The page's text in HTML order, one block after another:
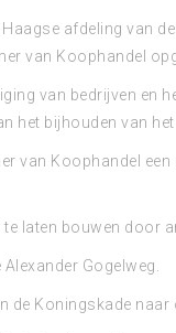
afdeling van
van Koophandel
van bedrijven en
het bijhouden van
van Koophandel
laten bouwen door
Gogelweg.
de Koningskade